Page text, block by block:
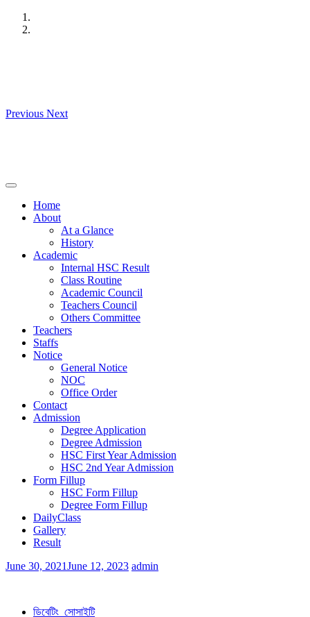
Skip
Previous Next
Home
About
At a Glance
History
Academic
Internal HSC Result
Class Routine
Academic Council
Teachers Council
Others Committee
Teachers
Staffs
Notice
General Notice
NOC
Office Order
Contact
Admission
Degree Application
Degree Admission
HSC First Year Admission
HSC 2nd Year Admission
Form Fillup
HSC Form Fillup
Degree Form Fillup
DailyClass
Gallery
Result
June 30, 2021June 12, 2023 admin
ডিবেটিং সোসাইটি